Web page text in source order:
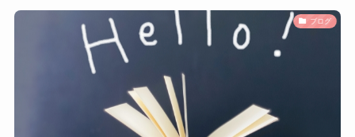
ブログ